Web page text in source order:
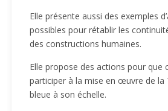
Elle présente aussi des exemples
possibles pour rétablir les
des constructions humaines.
Elle propose des actions pour que
participer à la mise en œuvre de la
bleue à son échelle.